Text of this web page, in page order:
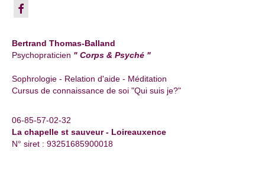
Bertrand Thomas-Balland
Psychopraticien " Corps & Psyché "
Sophrologie - Relation d'aide - Méditation
Cursus de connaissance de soi "Qui suis je?"
06-85-57-02-32
La chapelle st sauveur - Loireauxence
N° siret : 93251685900018